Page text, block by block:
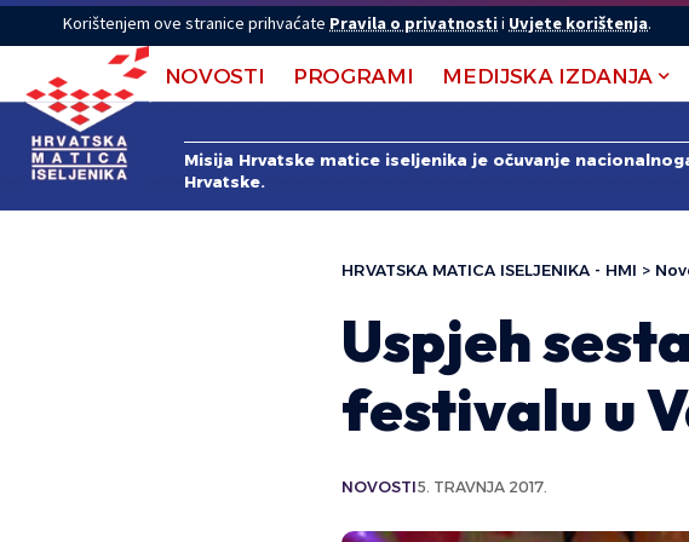
Korištenjem ove stranice prihvaćate Pravila o privatnostii Uvjete korištenja.
NOVOSTI PROGRAMI MEDIJSKA IZDANJA
Misija Hrvatske matice iseljenika je očuvanje
Hrvatske.
HRVATSKA MATICA ISELJENIKA - HMI >
Uspjeh
festivalu u
NOVOSTI5. TRAVNJA 2017.